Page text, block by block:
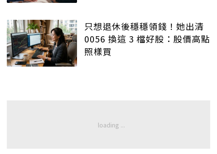
只想退休後穩穩領錢！她出清
0056 換這 3 檔好股：股價高點
照樣買